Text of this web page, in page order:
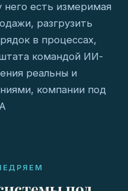
него есть измеримая
разгрузить
в процессах,
командой ИИ-
реальны и
компании под